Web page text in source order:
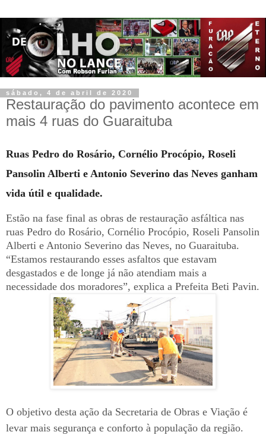
sábado, 4 de abril de 2020
Restauração do pavimento acontece em
mais 4 ruas do Guaraituba
Ruas Pedro do Rosário, Cornélio Procópio, Roseli
Pansolin Alberti e Antonio Severino das Neves ganham
vida útil e qualidade.
Estão na fase final as obras de restauração asfáltica nas
ruas Pedro do Rosário, Cornélio Procópio, Roseli Pansolin
Alberti e Antonio Severino das Neves, no Guaraituba.
“Estamos restaurando esses asfaltos que estavam
desgastados e de longe já não atendiam mais a
necessidade dos moradores”, explica a Prefeita Beti Pavin.
O objetivo desta ação da Secretaria de Obras e Viação é
levar mais segurança e conforto à população da região.